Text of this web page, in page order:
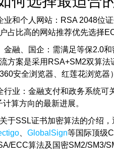
业和个人网站：RSA 2048位
占比高的网站推荐优先选择
金融、国企：需满足等保2.0
方案是采用RSA+SM2双算
安全浏览器、红莲花浏览器
行业：金融支付和政务系统可
算方向的最新进展。
于SSL证书加密算法的介绍
GlobalSign等国际顶级
ECC算法及国密SM2/SM3/